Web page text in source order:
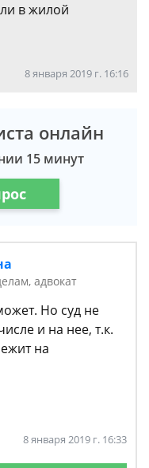
в жилой
8 января 2019 г. 16:16
онлайн
15 минут
адвокат
Но суд не
и на нее, т.к.
на
8 января 2019 г. 16:33